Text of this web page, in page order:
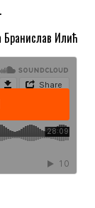
Бранислав Илић